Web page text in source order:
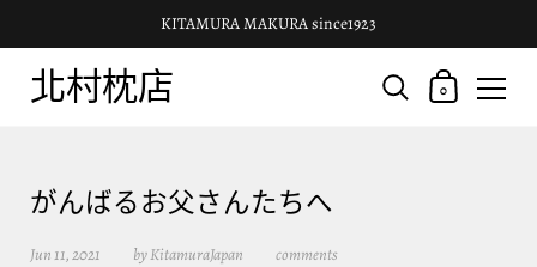
KITAMURA MAKURA since1923
北村枕店 0
がんばるお父さんたちへ
Jun 11, 2021 by KitamuraJapan comments